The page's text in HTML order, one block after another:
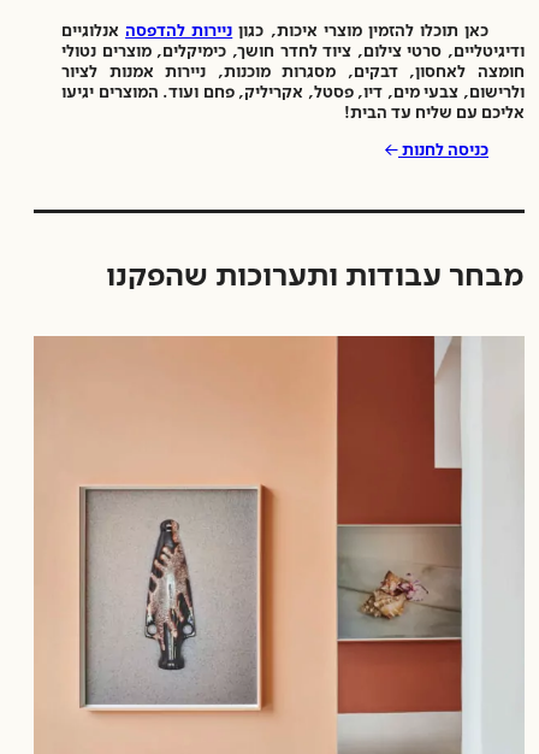
כאן תוכלו להזמין מוצרי איכות, כגון ניירות להדפסה אנלוגיים
ודיגיטליים, סרטי צילום, ציוד לחדר חושך, כימיקלים, מוצרים נטולי
חומצה לאחסון, דבקים, מסגרות מוכנות, ניירות אמנות לציור
ולרישום, צבעי מים, דיו, פסטל, אקריליק, פחם ועוד. המוצרים יגיעו
אליכם עם שליח עד הבית!
כניסה לחנות →
מבחר עבודות ותערוכות שהפקנו